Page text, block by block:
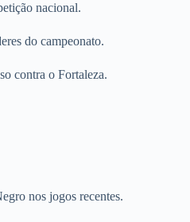
nacional.
do campeonato.
contra o Fortaleza.
nos jogos recentes.